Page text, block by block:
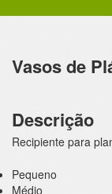
Vasos de
Descrição
Recipiente para
Pequeno
Médio